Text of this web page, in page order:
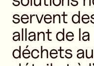
servent
allant de
déchets